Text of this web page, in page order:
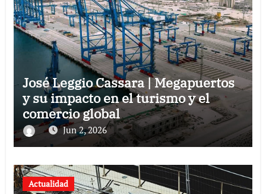
José Leggio Cassara | Megapuertos
y su impacto en el turismo y el
comercio global
Jun 2, 2026
Actualidad